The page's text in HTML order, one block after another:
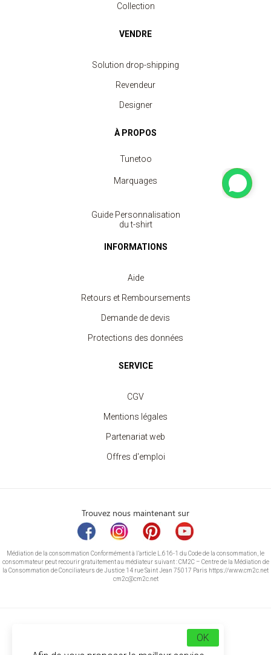
Collection
VENDRE
Solution drop-shipping
Revendeur
Designer
À PROPOS
Tunetoo
Marquages
Guide Personnalisation
du t-shirt
INFORMATIONS
Aide
Retours et Remboursements
Demande de devis
Protections des données
SERVICE
CGV
Mentions légales
Partenariat web
Offres d'emploi
Trouvez nous maintenant sur
Médiation de la consommation Conformément à l’article L.616-1 du Code de la consommation, le
consommateur peut recourir gratuitement au médiateur suivant : CM2C – Centre de la Médiation de
la Consommation de Conciliateurs de Justice 14 rue Saint Jean 75017 Paris https://www.cm2c.net
cm2c@cm2c.net
OK